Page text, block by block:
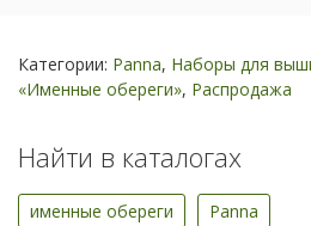
Категории: Panna, Наборы для
«Именные обереги», Распродажа
Найти в каталогах
именные обереги Panna